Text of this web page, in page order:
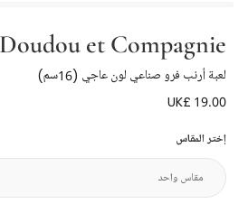
Doudou et Compagnie
لعبة أرنب فرو صناعي لون عاجي (16سم)
UK£ 19.00
إختر المقاس